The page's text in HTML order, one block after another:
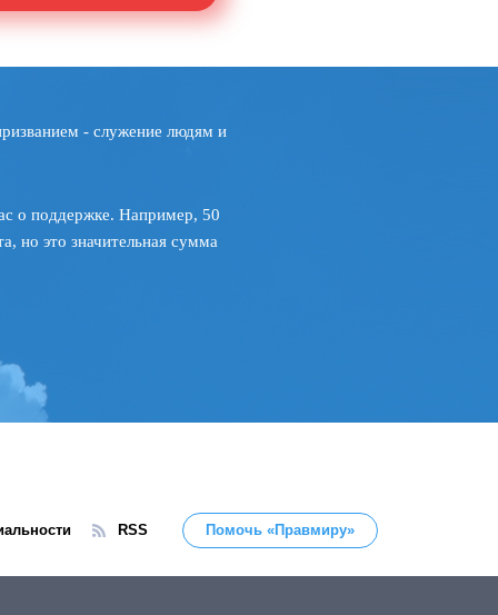
- служение людям и
о поддержке. Например, 50
но это значительная сумма
RSS Помочь «Правмиру»